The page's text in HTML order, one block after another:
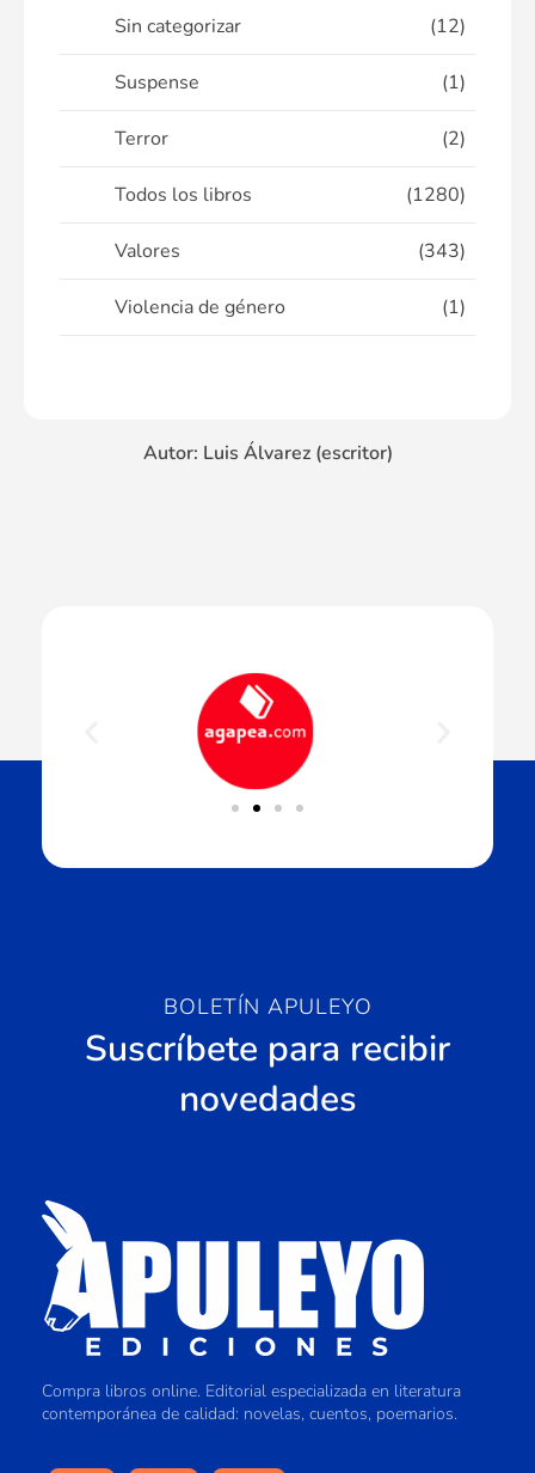
Sin categorizar (12)
Suspense (1)
Terror (2)
Todos los libros (1280)
Valores (343)
Violencia de género (1)
Autor: Luis Álvarez (escritor)
BOLETÍN APULEYO
Suscríbete para recibir
novedades
Compra libros online. Editorial especializada en literatura
contemporánea de calidad: novelas, cuentos, poemarios.